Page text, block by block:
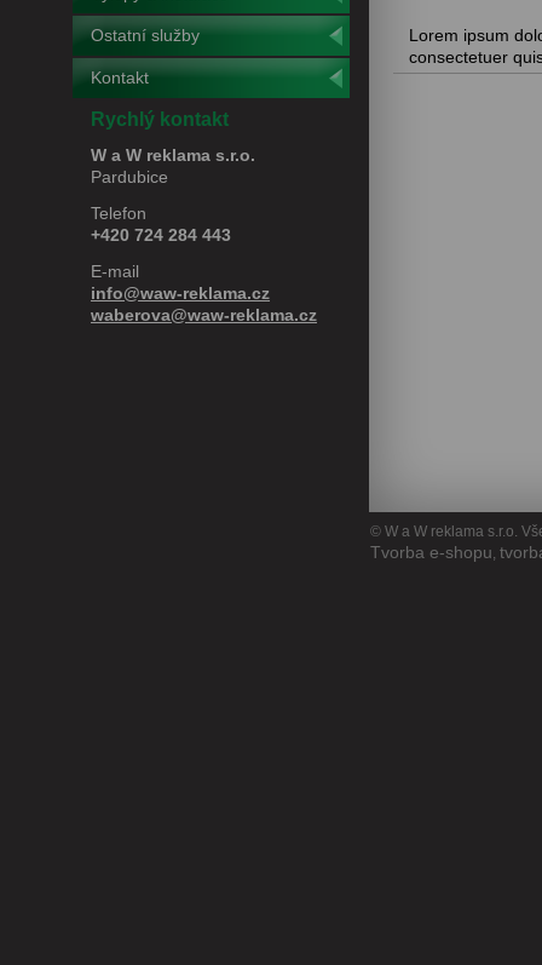
Lorem ipsum
consectetuer
Ostatní služby
Kontakt
Rychlý kontakt
W a W reklama s.r.o.
Pardubice
Telefon
+420 724 284 443
E-mail
info@waw-reklama.cz
waberova@waw-reklama.cz
© W a W reklama s.r.o.
Tvorba e-shopu,